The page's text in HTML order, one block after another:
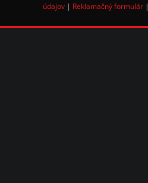
údajov| Reklamačný formulár|